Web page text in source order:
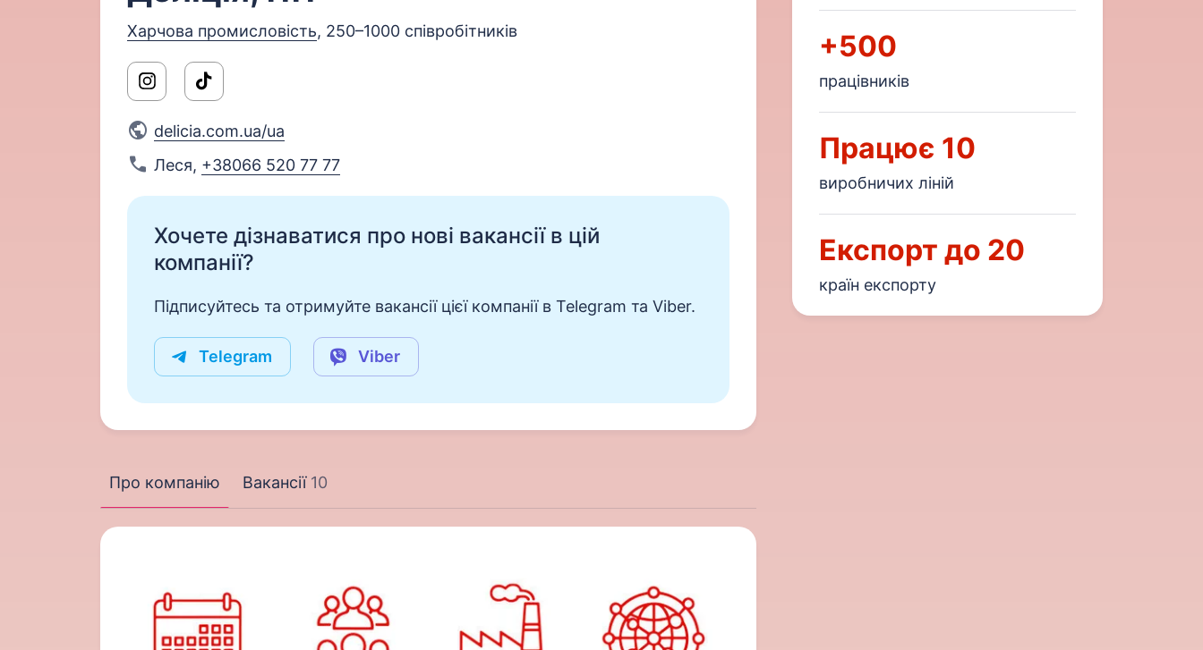
Харчова промисловість, 250–1000 співробітників
delicia.com.ua/ua
Леся, +38066 520 77 77
Хочете дізнаватися про нові вакансії в цій
компанії?
Підписуйтесь та отримуйте вакансії цієї компанії в Telegram та Viber.
Telegram Viber
Про компанію Вакансії 10
+500
працівників
Працює 10
виробничих ліній
Експорт до 20
країн експорту